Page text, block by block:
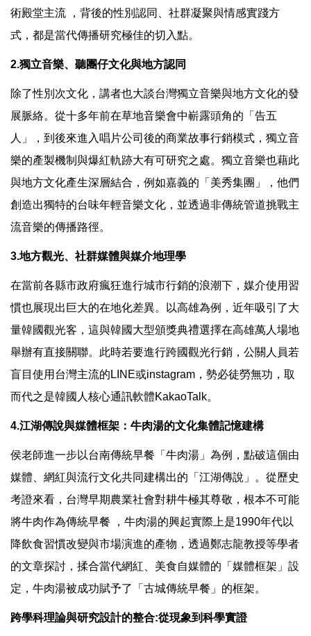
術殿堂主流 ，背後的性別認同、社群凝聚與情感實踐方
式，都是當代傳播研究極佳的切入點。
2.獨立音樂、聽團仔文化與地方認同
除了性別次文化，講者也大談台灣獨立音樂與地方文化的發
展脈絡。從十多年前在草地音樂會中嶄露頭角的「告五
人」，到後來進入唱片公司後的商業故事行銷模式，獨立音
樂的產製機制與爆紅軌跡大有可研究之處。獨立音樂也藉此
與地方文化產生深層結合，例如嘉義的「美秀集團」，他們
創造出獨特的台味年輕音樂文化，並透過非傳統管道挑戰主
流音樂的傳播路徑。
3.地方觀光、社群媒體與媒介地理學
在當前各縣市政府瘋狂進行城市行銷的浪潮下，媒介使用習
慣也展現出巨大的在地化差異。以高雄為例，近年吸引了大
量韓國觀光客，這與韓國大型頒獎典禮選擇在高雄萬人場地
舉辦有直接關聯。此時若要進行跨國觀光行銷，公關人員若
盲目使用台灣主流的LINE或instagram，勢必徒勞無功，取
而代之是韓國人核心通訊軟體KakaoTalk。
4.江湖傳說與媒體框架：牛肉湯的文化集體記憶建構
侯老師進一步以台南傳統早餐「牛肉湯」為例，點破這個由
媒體、網紅與流行文化共同建構出的「江湖傳說」。從歷史
考證來看，台灣早期農業社會對耕牛極其尊敬，根本不可能
將牛肉作為傳統早餐 ，牛肉湯的興起實際上是1990年代以
降飲食習慣改變與市場演進的產物，透過鄭志龍教授等學者
的文章探討，揉合當代網紅、美食自媒體的「媒體框架」設
定，牛肉湯被成功賦予了「古城傳統早餐」的框架。
跨學科理論與研究設計的整合:從現象到科學實證